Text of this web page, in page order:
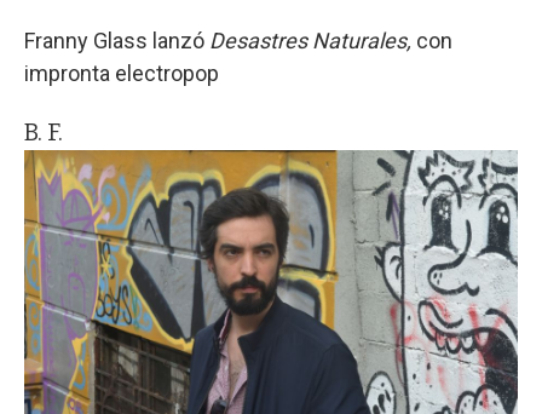
Franny Glass lanzó Desastres Naturales, con
impronta electropop
B. F.